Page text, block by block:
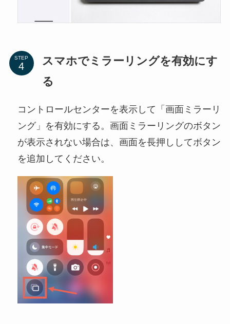
STEP
スマホでミラーリングを有効にす
る
コントロールセンターを表示して「画面ミラーリ
ング」を有効にする。画面ミラーリングのボタン
が表示されない場合は、画面を長押ししてボタン
を追加してください。